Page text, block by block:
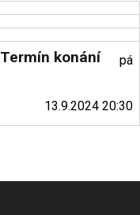
Termín konání pá
13.9.2024 20:30